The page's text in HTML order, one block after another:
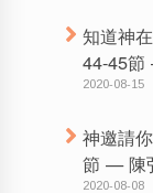
知道神
44-45
2020-08-15
神邀請
節 — 陳
2020-08-08